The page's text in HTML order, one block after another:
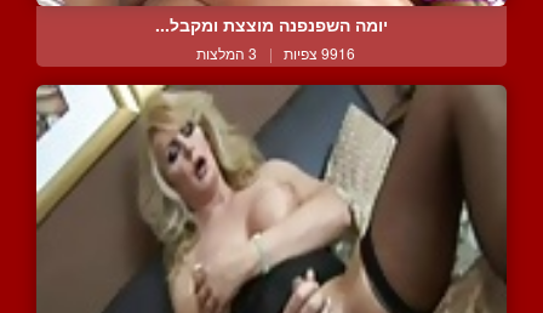
יומה השפנפנה מוצצת ומקבל...
9916 צפיות | 3 המלצות